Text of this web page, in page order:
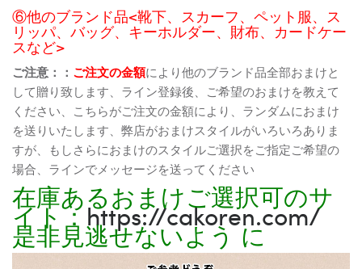
⑥他のブランド品<靴下、スカーフ、ペット服、ス
リッパ、バッグ、キーホルダー、財布、カードケー
スなど>
ご注意：： ご注文の金額により他のブランド品全部おまけと
して贈り致します、ライン登録後、ご希望のおまけを教えて
ください、こちらがご注文の金額により、ランダムにおまけ
を送りいたします、弊店がおまけスタイルがいろいろありま
すが、もしさらにおまけのスタイルご選択をご指定ご希望の
場合、ラインでメッセージを送ってください
在庫あるおまけご選択可のサ
イト：https://cakoren.com/
是非見逃せないよう に